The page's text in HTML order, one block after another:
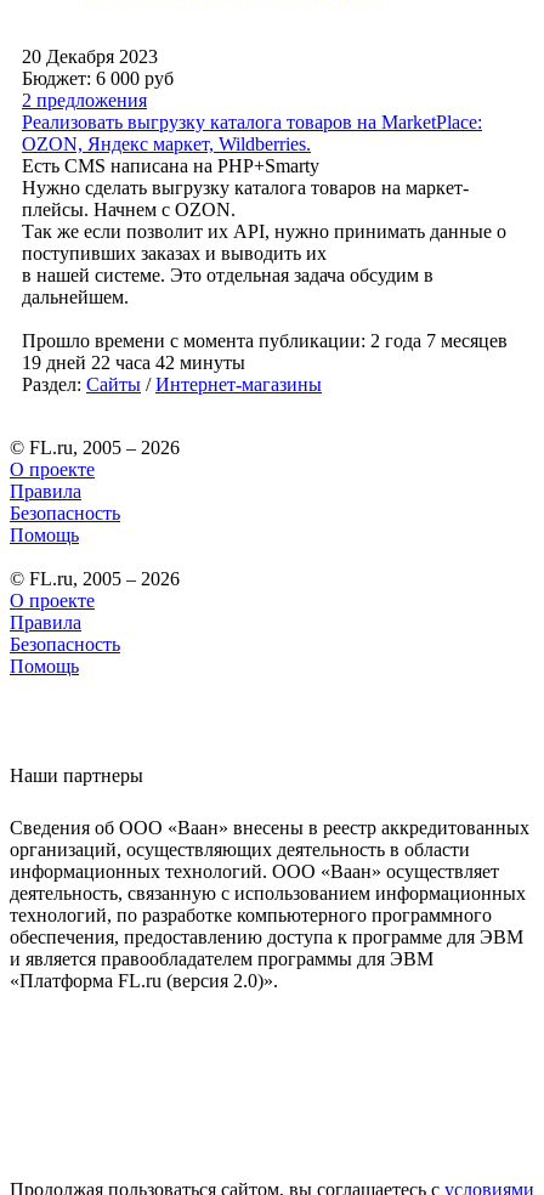
20 Декабря 2023
Бюджет: 6 000 руб
2 предложения
Реализовать выгрузку каталога товаров на MarketPlace:
OZON, Яндекс маркет, Wildberries.
Есть CMS написана на PHP+Smarty
Нужно сделать выгрузку каталога товаров на маркет-
плейсы. Начнем с OZON.
Так же если позволит их API, нужно принимать данные о
поступивших заказах и выводить их
в нашей системе. Это отдельная задача обсудим в
дальнейшем.
Прошло времени с момента публикации: 2 года 7 месяцев
19 дней 22 часа 42 минуты
Раздел: Сайты /Интернет-магазины
© FL.ru, 2005 – 2026
О проекте
Правила
Безопасность
Помощь
© FL.ru, 2005 – 2026
О проекте
Правила
Безопасность
Помощь
Наши партнеры
Сведения об ООО «Ваан» внесены в реестр аккредитованных
организаций, осуществляющих деятельность в области
информационных технологий. ООО «Ваан» осуществляет
деятельность, связанную с использованием информационных
технологий, по разработке компьютерного программного
обеспечения, предоставлению доступа к программе для ЭВМ
и является правообладателем программы для ЭВМ
«Платформа FL.ru (версия 2.0)».
Продолжая пользоваться сайтом, вы соглашаетесь с условиями